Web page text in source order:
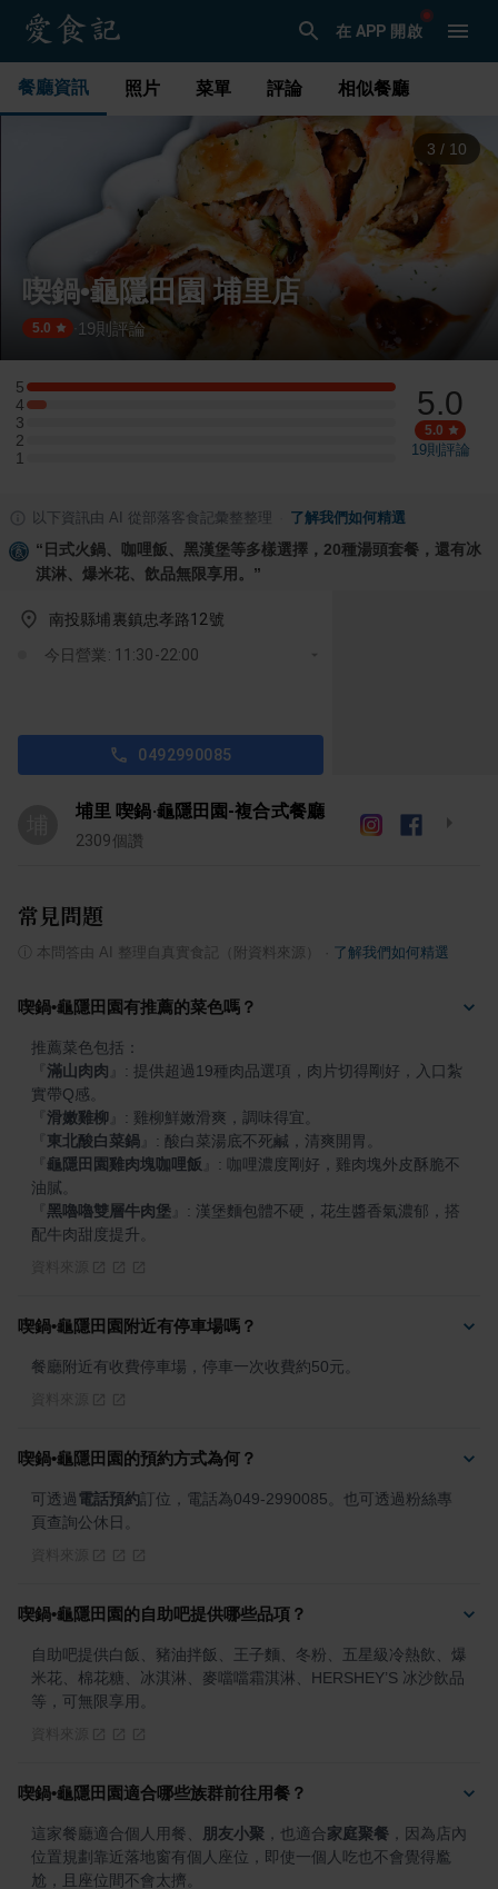
在 APP 開啟
餐廳資訊 照片 菜單 評論 相似餐廳
3 / 10
喫鍋•龜隱田園 埔里店
5.0 19則評論
5
5 星：18 則評論
4
4 星：1 則評論
3
3 星：0 則評論
2
2 星：0 則評論
1
1 星：0 則評論
5.0
5.0
19則評論
以下資訊由 AI 從部落客食記彙整整理 了解我們如何精選
“ 日式火鍋、咖哩飯、黑漢堡等多樣選擇，20種湯頭套餐，還有冰
淇淋、爆米花、飲品無限享用。 ”
南投縣埔裏鎮忠孝路12號
今日營業: 11:30-22:00
0492990085
埔里 喫鍋·龜隱田園-複合式餐廳
2309個讚
常見問題
本問答由 AI 整理自真實食記（附資料來源） 了解我們如何精選
喫鍋•龜隱田園有推薦的菜色嗎？
滿山肉肉
: 提供超過19種肉品選項，肉片切得剛好，入口紮
滑嫩雞柳
東北酸白菜鍋
龜隱田園雞肉塊咖哩飯
: 咖哩濃度剛好，雞肉塊外皮酥脆不
黑嚕嚕雙層牛肉堡
: 漢堡麵包體不硬，花生醬香氣濃郁，搭
配牛肉甜度提升。
喫鍋•龜隱田園附近有停車場嗎？
餐廳附近有收費停車場，停車一次收費約50元。
喫鍋•龜隱田園的預約方式為何？
可透過電話預約訂位，電話為049-2990085。也可透過粉絲專
頁查詢公休日。
喫鍋•龜隱田園的自助吧提供哪些品項？
自助吧提供白飯、豬油拌飯、王子麵、冬粉、五星級冷熱飲、爆
米花、棉花糖、冰淇淋、麥噹噹霜淇淋、HERSHEY’S 冰沙飲品
等，可無限享用。
喫鍋•龜隱田園適合哪些族群前往用餐？
這家餐廳適合個人用餐、 朋友小聚 ，也適合家庭聚餐 ，因為店內
位置規劃靠近落地窗有個人座位，即使一個人吃也不會覺得尷
尬，且座位間不會太擠。